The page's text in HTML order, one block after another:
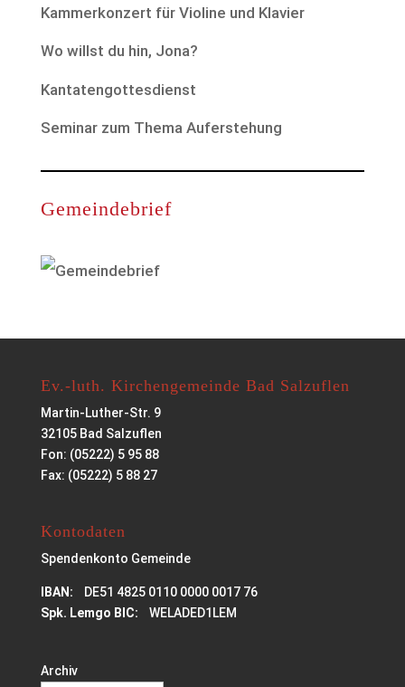
Kammerkonzert für Violine und Klavier
Wo willst du hin, Jona?
Kantatengottesdienst
Seminar zum Thema Auferstehung
Gemeindebrief
Ev.-luth. Kirchengemeinde Bad Salzuflen
Martin-Luther-Str. 9
32105 Bad Salzuflen
Fon: (05222) 5 95 88
Fax: (05222) 5 88 27
Kontodaten
Spendenkonto Gemeinde
IBAN: DE51 4825 0110 0000 0017 76
Spk. Lemgo BIC: WELADED1LEM
Archiv